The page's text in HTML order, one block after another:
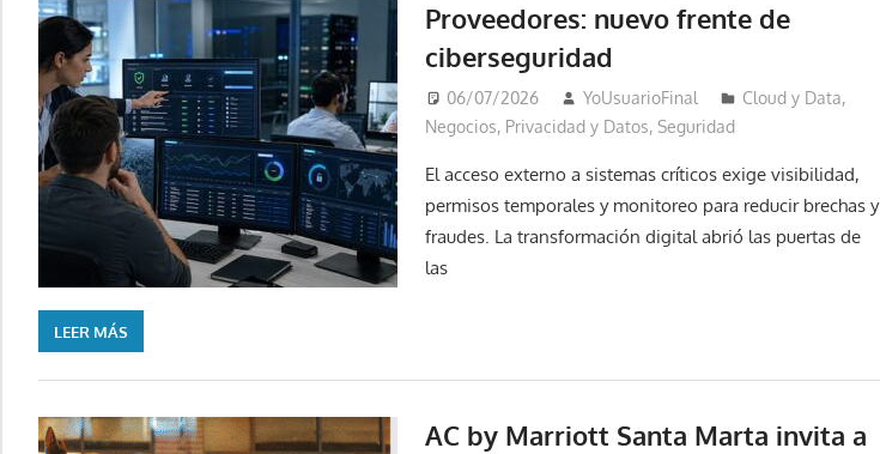
Proveedores: nuevo frente de
ciberseguridad
06/07/2026 YoUsuarioFinal Cloud y Data,
Negocios, Privacidad y Datos, Seguridad
El acceso externo a sistemas críticos exige visibilidad,
permisos temporales y monitoreo para reducir brechas y
fraudes. La transformación digital abrió las puertas de
las
LEER MÁS
AC by Marriott Santa Marta invita a